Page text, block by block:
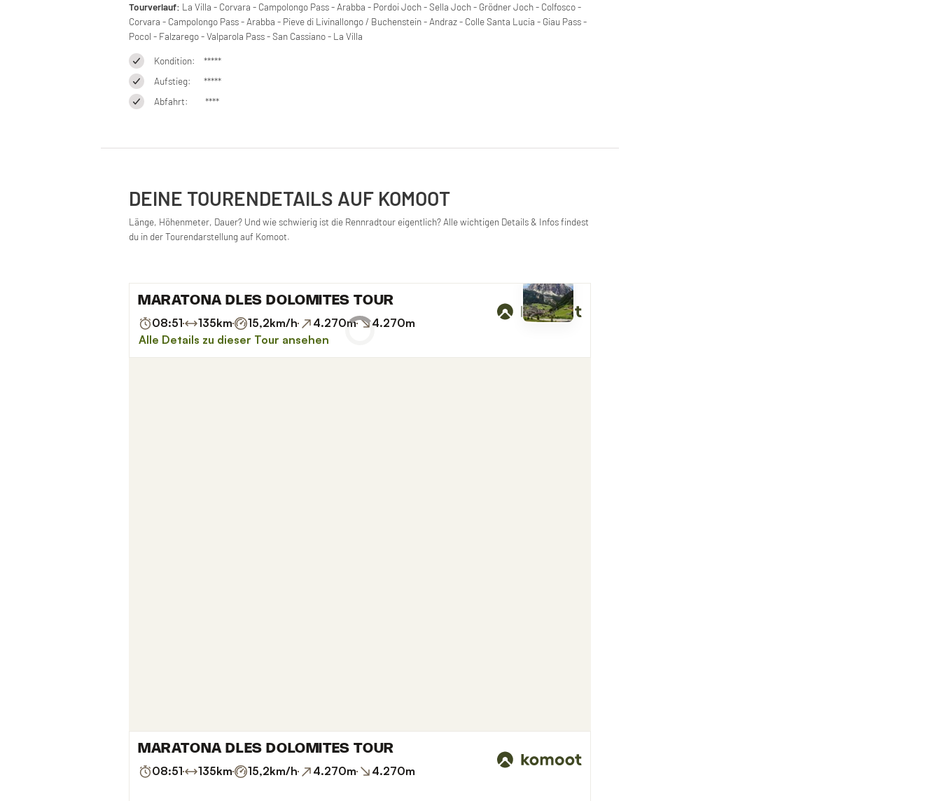
Tourverlauf: La Villa - Corvara - Campolongo Pass - Arabba - Pordoi Joch - Sella Joch - Grödner Joch - Colfosco -
Corvara - Campolongo Pass - Arabba - Pieve di Livinallongo / Buchenstein - Andraz - Colle Santa Lucia - Giau Pass -
Pocol - Falzarego - Valparola Pass - San Cassiano - La Villa
Kondition: *****
Aufstieg: *****
Abfahrt: ****
DEINE TOURENDETAILS AUF KOMOOT
Länge, Höhenmeter, Dauer? Und wie schwierig ist die Rennradtour eigentlich? Alle wichtigen Details & Infos findest
du in der Tourendarstellung auf Komoot.